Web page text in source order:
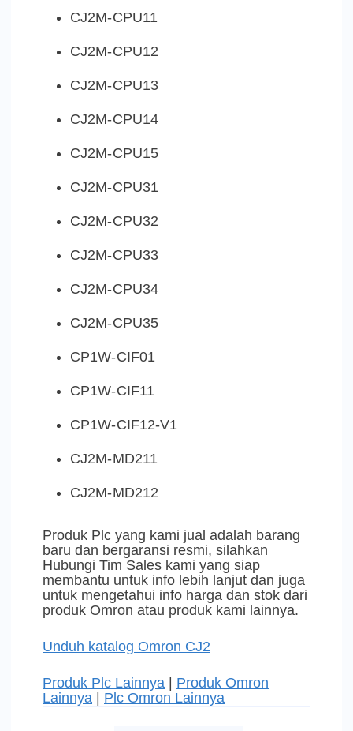
CJ2M-CPU11
CJ2M-CPU12
CJ2M-CPU13
CJ2M-CPU14
CJ2M-CPU15
CJ2M-CPU31
CJ2M-CPU32
CJ2M-CPU33
CJ2M-CPU34
CJ2M-CPU35
CP1W-CIF01
CP1W-CIF11
CP1W-CIF12-V1
CJ2M-MD211
CJ2M-MD212
Produk Plc yang kami jual adalah barang
baru dan bergaransi resmi, silahkan
Hubungi Tim Sales kami yang siap
membantu untuk info lebih lanjut dan juga
untuk mengetahui info harga dan stok dari
produk Omron atau produk kami lainnya.
Unduh katalog Omron CJ2
Produk Plc Lainnya
Produk Omron
Lainnya
Plc Omron Lainnya